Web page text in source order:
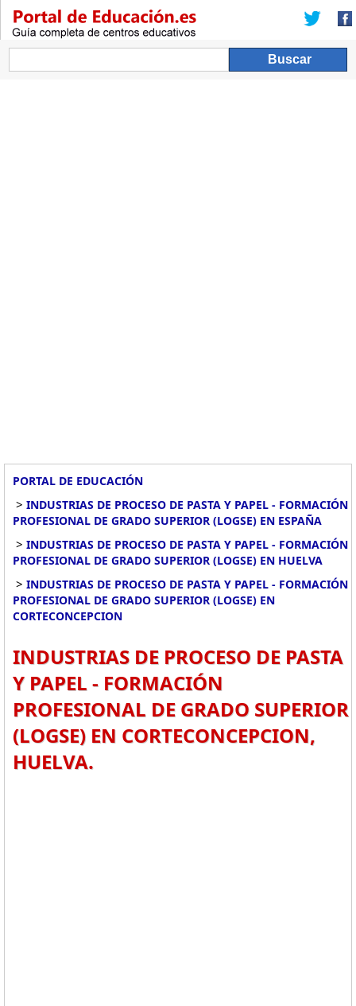
PORTAL DE EDUCACIÓN
> INDUSTRIAS DE PROCESO DE PASTA Y PAPEL - FORMACIÓN
PROFESIONAL DE GRADO SUPERIOR (LOGSE) EN ESPAÑA
> INDUSTRIAS DE PROCESO DE PASTA Y PAPEL - FORMACIÓN
PROFESIONAL DE GRADO SUPERIOR (LOGSE) EN HUELVA
> INDUSTRIAS DE PROCESO DE PASTA Y PAPEL - FORMACIÓN
PROFESIONAL DE GRADO SUPERIOR (LOGSE) EN
CORTECONCEPCION
INDUSTRIAS DE PROCESO DE PASTA
Y PAPEL - FORMACIÓN
PROFESIONAL DE GRADO SUPERIOR
(LOGSE) EN CORTECONCEPCION,
HUELVA.